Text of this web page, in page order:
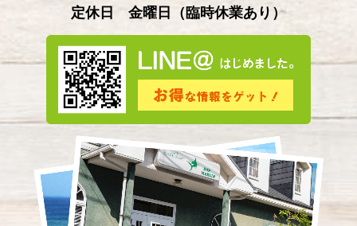
定休日 金曜日 （臨時休業あり）